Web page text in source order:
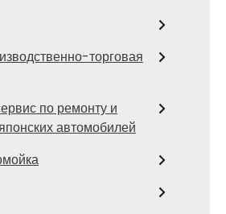
торговая
по ремонту и
автомобилей